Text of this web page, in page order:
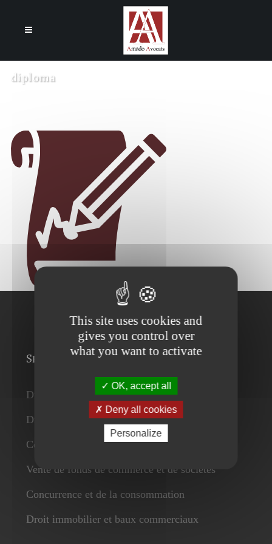
diploma
Services
Droit des affaires
Droit du travail
Contrats
Vente de fonds de commerce et de sociétés
Concurrence et de la consommation
Droit immobilier et baux commerciaux
This site uses cookies and
gives you control over
what you want to activate
OK, accept all
Deny all cookies
Personalize